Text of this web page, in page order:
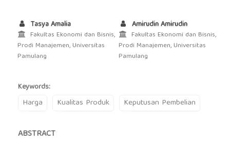
Tasya Amalia
Fakultas Ekonomi dan Bisnis,
Prodi Manajemen, Universitas
Pamulang
Amirudin Amirudin
Fakultas Ekonomi dan Bisnis,
Prodi Manajemen, Universitas
Pamulang
Keywords:
Harga Kualitas Produk Keputusan Pembelian
ABSTRACT